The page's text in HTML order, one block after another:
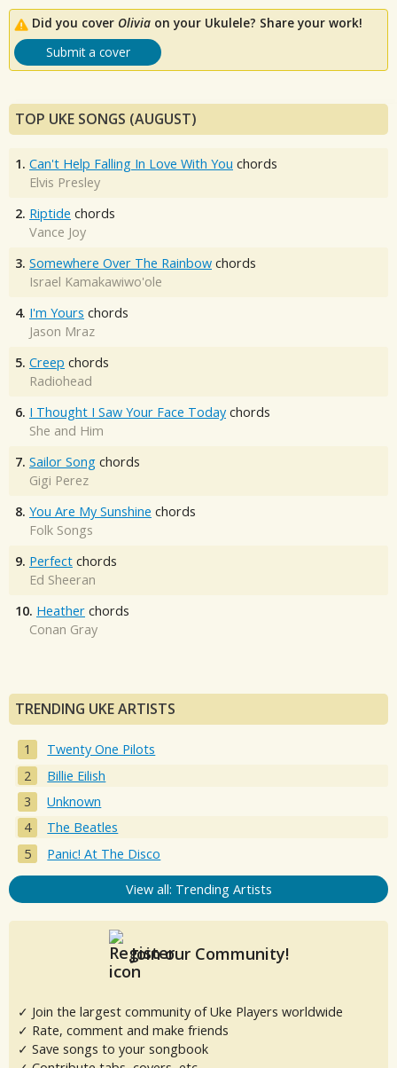
Did you cover Olivia on your Ukulele? Share your work!
Submit a cover
TOP UKE SONGS (AUGUST)
1. Can't Help Falling In Love With You chords
Elvis Presley
2. Riptide chords
Vance Joy
3. Somewhere Over The Rainbow chords
Israel Kamakawiwo'ole
4. I'm Yours chords
Jason Mraz
5. Creep chords
Radiohead
6. I Thought I Saw Your Face Today chords
She and Him
7. Sailor Song chords
Gigi Perez
8. You Are My Sunshine chords
Folk Songs
9. Perfect chords
Ed Sheeran
10. Heather chords
Conan Gray
TRENDING UKE ARTISTS
Twenty One Pilots
Billie Eilish
Unknown
The Beatles
Panic! At The Disco
View all: Trending Artists
Join our Community!
✓ Join the largest community of Uke Players worldwide
✓ Rate, comment and make friends
✓ Save songs to your songbook